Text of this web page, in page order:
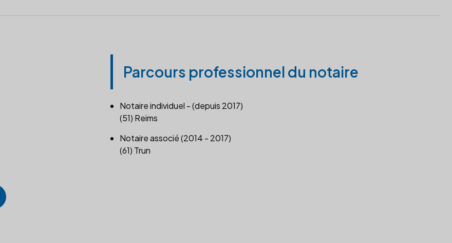
Parcours professionnel du notaire
Notaire individuel - (depuis 2017)
(51) Reims
Notaire associé (2014 - 2017)
(61) Trun